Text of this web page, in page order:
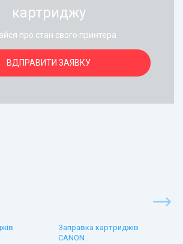
картриджу
про стан свого принтера
ВДПРАВИТИ ЗАЯВКУ
Заправка картриджів
CANON